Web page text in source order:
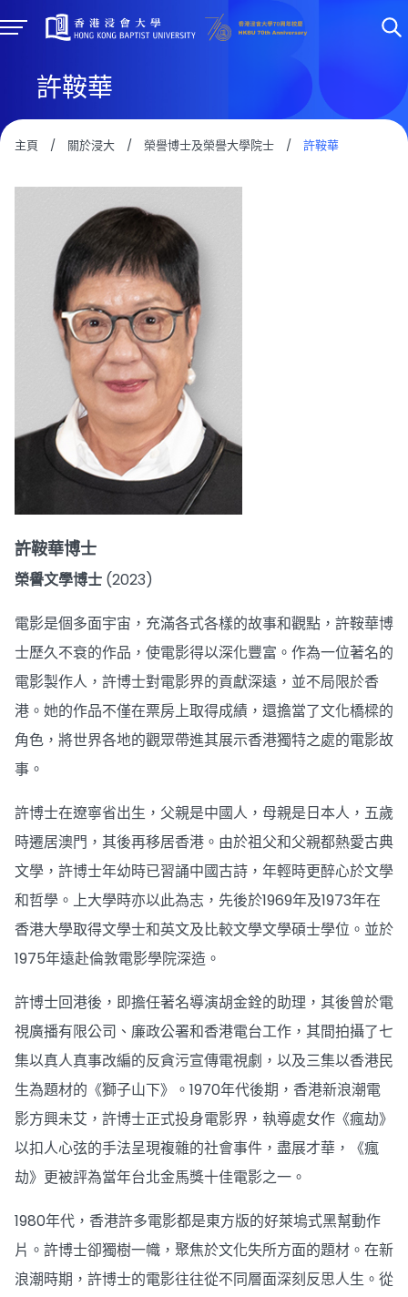
許鞍華
主頁 / 關於浸大 / 榮譽博士及榮譽大學院士 / 許鞍華
許鞍華博士
榮譽文學博士 (2023)
電影是個多面宇宙，充滿各式各樣的故事和觀點，許鞍華博
士歷久不衰的作品，使電影得以深化豐富。作為一位著名的
電影製作人，許博士對電影界的貢獻深遠，並不局限於香
港。她的作品不僅在票房上取得成績，還擔當了文化橋樑的
角色，將世界各地的觀眾帶進其展示香港獨特之處的電影故
事。
許博士在遼寧省出生，父親是中國人，母親是日本人，五歲
時遷居澳門，其後再移居香港。由於祖父和父親都熱愛古典
文學，許博士年幼時已習誦中國古詩，年輕時更醉心於文學
和哲學。上大學時亦以此為志，先後於1969年及1973年在
香港大學取得文學士和英文及比較文學文學碩士學位。並於
1975年遠赴倫敦電影學院深造。
許博士回港後，即擔任著名導演胡金銓的助理，其後曾於電
視廣播有限公司、廉政公署和香港電台工作，其間拍攝了七
集以真人真事改編的反貪污宣傳電視劇，以及三集以香港民
生為題材的《獅子山下》。1970年代後期，香港新浪潮電
影方興未艾，許博士正式投身電影界，執導處女作《瘋劫》
以扣人心弦的手法呈現複雜的社會事件，盡展才華，《瘋
劫》更被評為當年台北金馬獎十佳電影之一。
1980年代，香港許多電影都是東方版的好萊塢式黑幫動作
片。許博士卻獨樹一幟，聚焦於文化失所方面的題材。在新
浪潮時期，許博士的電影往往從不同層面深刻反思人生。從